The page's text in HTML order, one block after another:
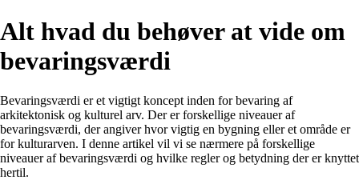
Alt hvad du behøver at vide om
bevaringsværdi
Bevaringsværdi er et vigtigt koncept inden for bevaring af
arkitektonisk og kulturel arv. Der er forskellige niveauer af
bevaringsværdi, der angiver hvor vigtig en bygning eller et område er
for kulturarven. I denne artikel vil vi se nærmere på forskellige
niveauer af bevaringsværdi og hvilke regler og betydning der er knyttet
hertil.